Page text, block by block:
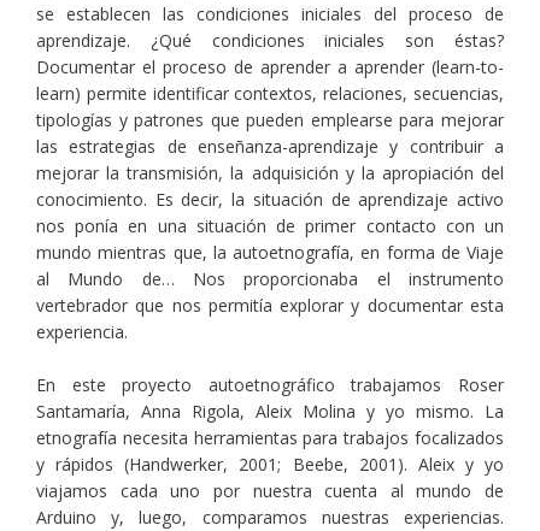
se establecen las condiciones iniciales del proceso de
aprendizaje. ¿Qué condiciones iniciales son éstas?
Documentar el proceso de aprender a aprender (learn-to-
learn) permite identificar contextos, relaciones, secuencias,
tipologías y patrones que pueden emplearse para mejorar
las estrategias de enseñanza-aprendizaje y contribuir a
mejorar la transmisión, la adquisición y la apropiación del
conocimiento. Es decir, la situación de aprendizaje activo
nos ponía en una situación de primer contacto con un
mundo mientras que, la autoetnografía, en forma de Viaje
al Mundo de… Nos proporcionaba el instrumento
vertebrador que nos permitía explorar y documentar esta
experiencia.
En este proyecto autoetnográfico trabajamos Roser
Santamaría, Anna Rigola, Aleix Molina y yo mismo. La
etnografía necesita herramientas para trabajos focalizados
y rápidos (Handwerker, 2001; Beebe, 2001). Aleix y yo
viajamos cada uno por nuestra cuenta al mundo de
Arduino y, luego, comparamos nuestras experiencias.